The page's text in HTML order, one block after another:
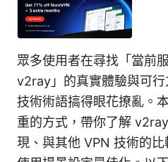
眾多使用者在尋找「當前
v2ray」的真實體驗與可
技術術語搞得眼花撩亂。
重的方式，帶你了解
現、與其他 VPN 技術的